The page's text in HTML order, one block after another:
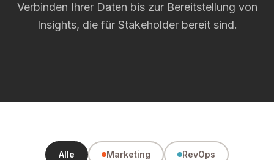
Verbinden Ihrer Daten bis zur Bereitstellung von
Insights, die für Stakeholder bereit sind.
Alle Marketing RevOps